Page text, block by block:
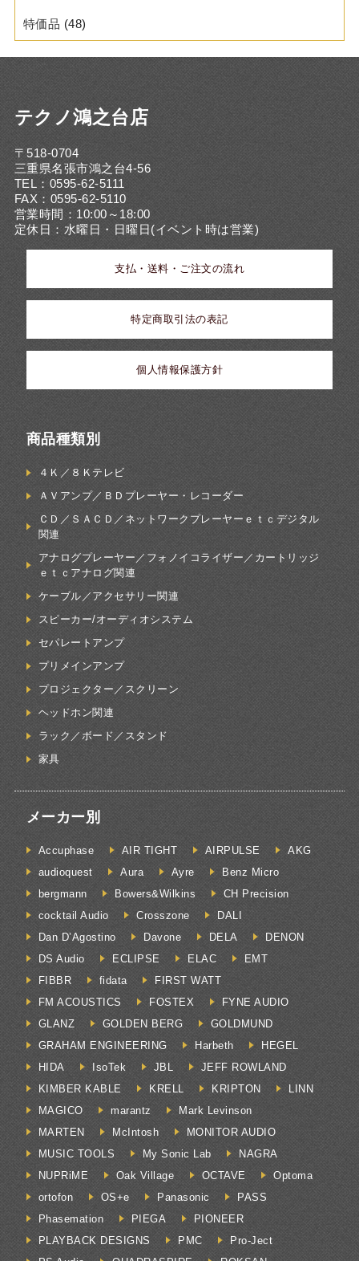
特価品 (48)
テクノ鴻之台店
〒518-0704
三重県名張市鴻之台4-56
TEL：0595-62-5111
FAX：0595-62-5110
営業時間：10:00～18:00
定休日：水曜日・日曜日(イベント時は営業)
支払・送料・ご注文の流れ
特定商取引法の表記
個人情報保護方針
商品種類別
４Ｋ／８Ｋテレビ
ＡＶアンプ／ＢＤプレーヤー・レコーダー
ＣＤ／ＳＡＣＤ／ネットワークプレーヤーｅｔｃデジタル
関連
アナログプレーヤー／フォノイコライザー／カートリッジ
ｅｔｃアナログ関連
ケーブル／アクセサリー関連
スピーカー/オーディオシステム
セパレートアンプ
プリメインアンプ
プロジェクター／スクリーン
ヘッドホン関連
ラック／ボード／スタンド
家具
メーカー別
Accuphase AIR TIGHT AIRPULSE
AKG
audioquest
Aura Ayre
Benz Micro
bergmann
Bowers&Wilkins
CH Precision
cocktail Audio
Crosszone
DALI
Dan D’Agostino
Davone DELA
DENON
DS Audio
ECLIPSE ELAC
EMT
FIBBR
fidata
FIRST WATT
FM ACOUSTICS
FOSTEX
FYNE AUDIO
GLANZ
GOLDEN BERG
GOLDMUND
GRAHAM ENGINEERING
Harbeth
HEGEL
HIDA
IsoTek JBL
JEFF ROWLAND
KIMBER KABLE
KRELL KRIPTON
LINN
MAGICO
marantz
Mark Levinson
MARTEN
McIntosh
MONITOR AUDIO
MUSIC TOOLS
My Sonic Lab
NAGRA
NUPRiME
Oak Village OCTAVE
Optoma
ortofon
OS+e Panasonic
PASS
Phasemation
PIEGA
PIONEER
PLAYBACK DESIGNS
PMC
Pro-Ject